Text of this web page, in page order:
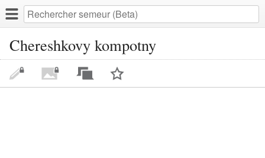
Chereshkovy kompotny